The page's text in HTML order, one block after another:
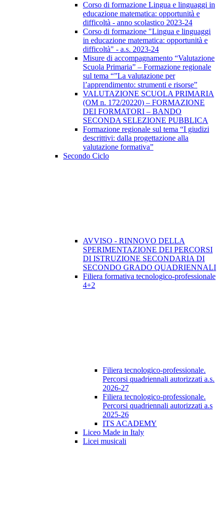
Corso di formazione Lingua e linguaggi in
educazione matematica: opportunità e
difficoltà - anno scolastico 2023-24
Corso di formazione "Lingua e linguaggi
in educazione matematica: opportunità e
difficoltà" - a.s. 2023-24
Misure di accompagnamento “Valutazione
Scuola Primaria” – Formazione regionale
sul tema “”La valutazione per
l’apprendimento: strumenti e risorse”
VALUTAZIONE SCUOLA PRIMARIA
(OM n. 172/20220) – FORMAZIONE
DEI FORMATORI – BANDO
SECONDA SELEZIONE PUBBLICA
Formazione regionale sul tema “I giudizi
descrittivi: dalla progettazione alla
valutazione formativa”
Secondo Ciclo
AVVISO - RINNOVO DELLA
SPERIMENTAZIONE DEI PERCORSI
DI ISTRUZIONE SECONDARIA DI
SECONDO GRADO QUADRIENNALI
Filiera formativa tecnologico-professionale
4+2
Filiera tecnologico-professionale.
Percorsi quadriennali autorizzati a.s.
2026-27
Filiera tecnologico-professionale.
Percorsi quadriennali autorizzati a.s
2025-26
ITS ACADEMY
Liceo Made in Italy
Licei musicali